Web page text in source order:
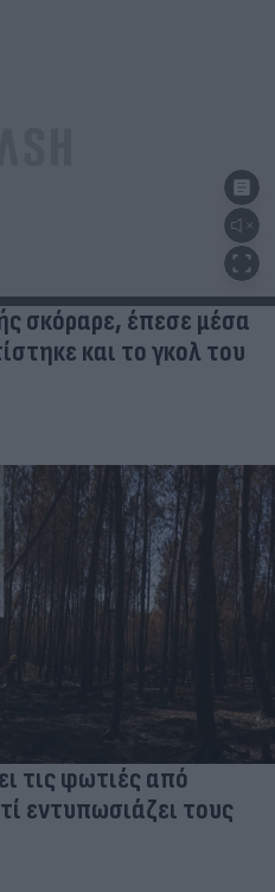
σκόραρε, έπεσε μέσα
και το γκολ του
τις φωτιές από
εντυπωσιάζει τους